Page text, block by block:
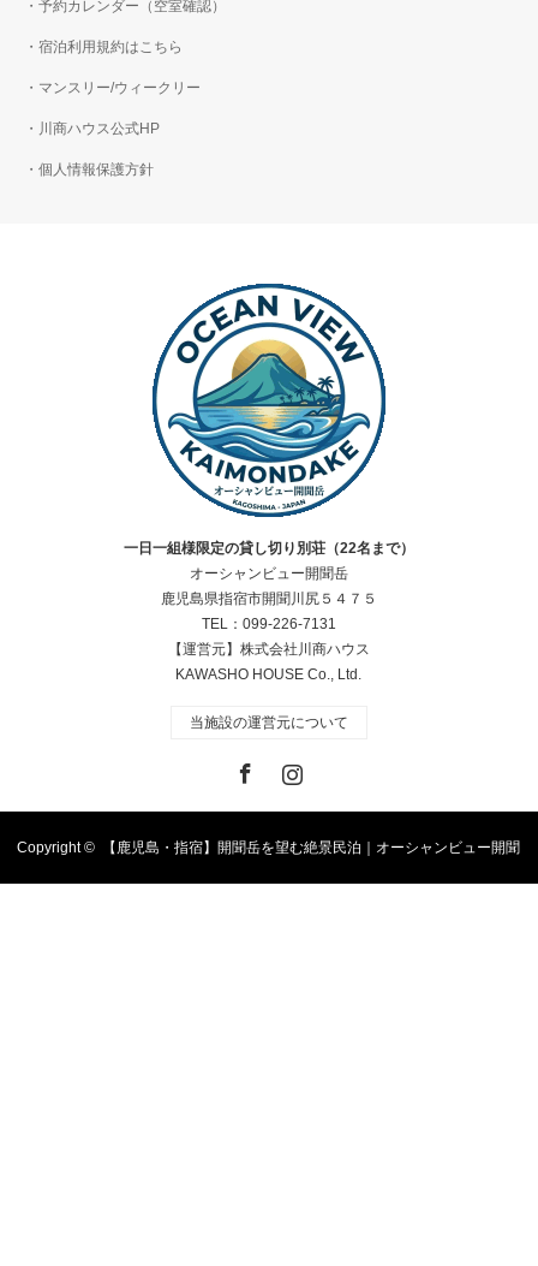
・予約カレンダー（空室確認）
・宿泊利用規約はこちら
・マンスリー/ウィークリー
・川商ハウス公式HP
・個人情報保護方針
一日一組様限定の貸し切り別荘（22名まで）
オーシャンビュー開聞岳
鹿児島県指宿市開聞川尻５４７５
TEL：099-226-7131
【運営元】株式会社川商ハウス
KAWASHO HOUSE Co., Ltd.
当施設の運営元について
Copyright © 【鹿児島・指宿】開聞岳を望む絶景民泊｜オーシャンビュー開聞